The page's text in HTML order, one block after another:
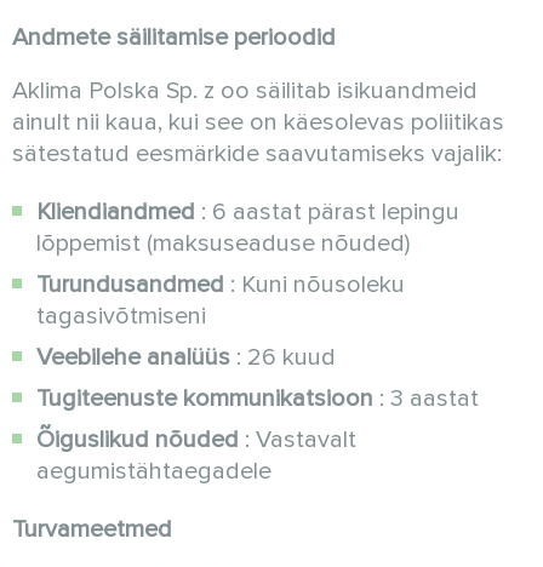
Andmete säilitamise perioodid
Aklima Polska Sp. z oo säilitab isikuandmeid
ainult nii kaua, kui see on käesolevas poliitikas
sätestatud eesmärkide saavutamiseks vajalik:
Kliendiandmed : 6 aastat pärast lepingu
lõppemist (maksuseaduse nõuded)
Turundusandmed : Kuni nõusoleku
tagasivõtmiseni
Veebilehe analüüs : 26 kuud
Tugiteenuste kommunikatsioon : 3 aastat
Õiguslikud nõuded : Vastavalt
aegumistähtaegadele
Turvameetmed